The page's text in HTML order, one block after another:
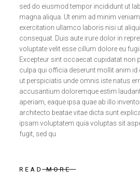
sed do eiusmod tempor incididunt ut
magna aliqua. Ut enim ad minim
exercitation ullamco laboris nisi ut
consequat. Duis aute irure dolor in
voluptate velit esse cillum dolore eu
Excepteur sint occaecat cupidatat non
culpa qui officia deserunt mollit anim id
ut perspiciatis unde omnis iste natus
accusantium doloremque estim
aperiam, eaque ipsa quae ab illo
architecto beatae vitae dicta sunt
ipsam voluptatem quia voluptas sit
fugit, sed qu
READ MORE